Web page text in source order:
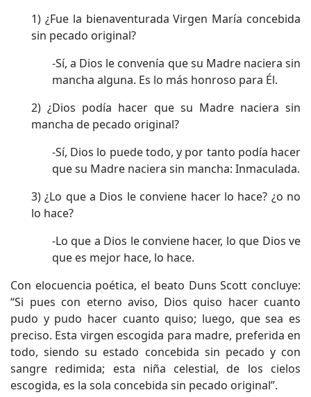
1) ¿Fue la bienaventurada Virgen María concebida
sin pecado original?
-Sí, a Dios le convenía que su Madre naciera sin
mancha alguna. Es lo más honroso para Él.
2) ¿Dios podía hacer que su Madre naciera sin
mancha de pecado original?
-Sí, Dios lo puede todo, y por tanto podía hacer
que su Madre naciera sin mancha: Inmaculada.
3) ¿Lo que a Dios le conviene hacer lo hace? ¿o no
lo hace?
-Lo que a Dios le conviene hacer, lo que Dios ve
que es mejor hace, lo hace.
Con elocuencia poética, el beato Duns Scott concluye:
“Si pues con eterno aviso, Dios quiso hacer cuanto
pudo y pudo hacer cuanto quiso; luego, que sea es
preciso. Esta virgen escogida para madre, preferida en
todo, siendo su estado concebida sin pecado y con
sangre redimida; esta niña celestial, de los cielos
escogida, es la sola concebida sin pecado original”.